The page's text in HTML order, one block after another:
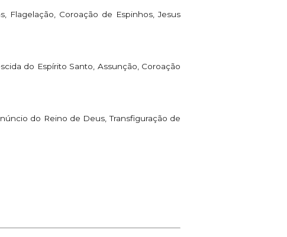
Flagelação, Coroação de Espinhos, Jesus
do Espírito Santo, Assunção, Coroação
do Reino de Deus, Transfiguração de